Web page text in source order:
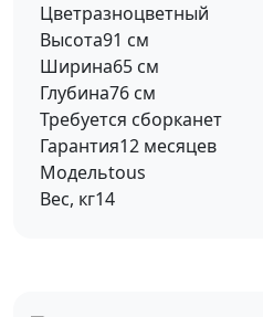
Цветразноцветный
Высота91 см
Ширина65 см
Глубина76 см
Требуется сборканет
Гарантия12 месяцев
Модельtous
Вес, кг14